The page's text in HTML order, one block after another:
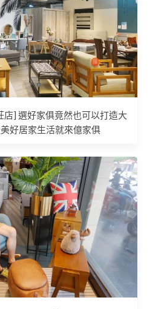
店] 選好家俱竟然也可以打造大
好居家生活就來億家俱